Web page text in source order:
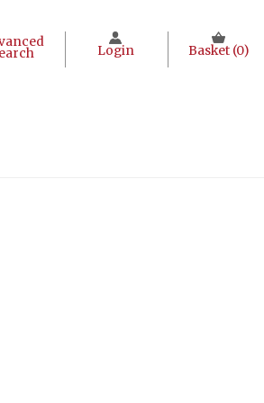
Login Basket (0)